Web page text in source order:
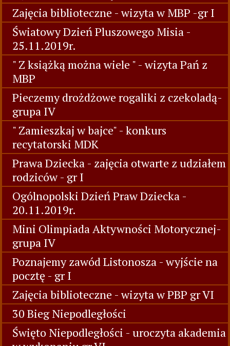
Zajęcia biblioteczne - wizyta w MBP -gr I
Światowy Dzień Pluszowego Misia -
25.11.2019r.
" Z książką można wiele " - wizyta Pań z
MBP
Pieczemy drożdżowe rogaliki z czekoladą-
grupa IV
" Zamieszkaj w bajce" - konkurs
recytatorski MDK
Prawa Dziecka - zajęcia otwarte z udziałem
rodziców - gr I
Ogólnopolski Dzień Praw Dziecka -
20.11.2019r.
Mini Olimpiada Aktywności Motorycznej-
grupa IV
Poznajemy zawód Listonosza - wyjście na
pocztę - gr I
Zajęcia biblioteczne - wizyta w PBP gr VI
30 Bieg Niepodległości
Święto Niepodległości - uroczyta akademia